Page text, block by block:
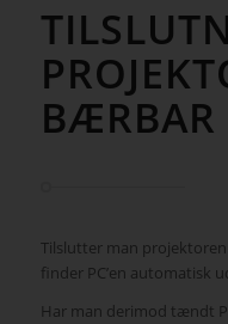
BÆRBAR
Tilslutter man projektoren
finder PC’en automatisk
Har man derimod tændt